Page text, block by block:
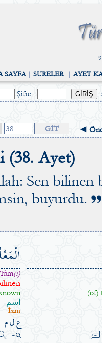
SAYFA| SURELER| AYET
Şifre :
◄
(38. Ayet)
Sen
buyurdu.
(of)
speaker_notes
(i)
اسم
İsim
ع ل م
manage_search